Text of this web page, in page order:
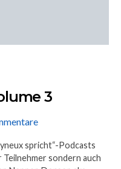
3
spricht“-Podcasts
sondern auch